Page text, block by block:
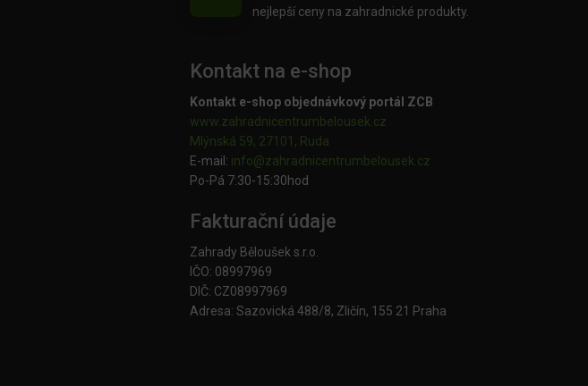
nejlepší ceny na zahradnické produkty.
Kontakt na e-shop
Kontakt e-shop objednávkový portál ZCB
www.zahradnicentrumbelousek.cz
Mlýnská 59, 27101, Ruda
E-mail: info@zahradnicentrumbelousek. cz
Po-Pá 7:30-15:30hod
Fakturační údaje
Zahrady Běloušek s.r.o.
IČO: 08997969
DIČ: CZ08997969
Adresa: Sazovická 488/8, Zličín, 155 21 Praha